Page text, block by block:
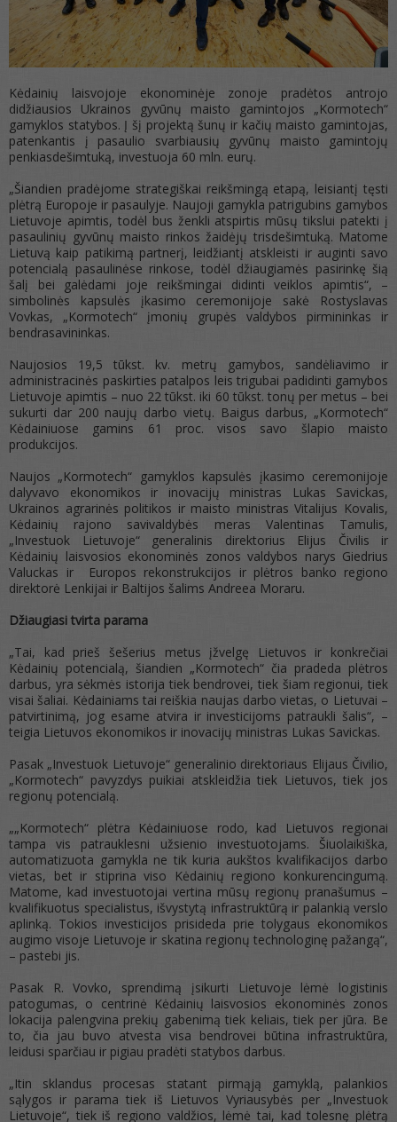
Kėdainių laisvojoje ekonominėje zonoje pradėtos antrojo
didžiausios Ukrainos gyvūnų maisto gamintojos „Kormotech“
gamyklos statybos. Į šį projektą šunų ir kačių maisto gamintojas,
patenkantis į pasaulio svarbiausių gyvūnų maisto gamintojų
penkiasdešimtuką, investuoja 60 mln. eurų.
„Šiandien pradėjome strategiškai reikšmingą etapą, leisiantį tęsti
plėtrą Europoje ir pasaulyje. Naujoji gamykla patrigubins gamybos
Lietuvoje apimtis, todėl bus ženkli atspirtis mūsų tikslui patekti į
pasaulinių gyvūnų maisto rinkos žaidėjų trisdešimtuką. Matome
Lietuvą kaip patikimą partnerį, leidžiantį atskleisti ir auginti savo
potencialą pasaulinėse rinkose, todėl džiaugiamės pasirinkę šią
šalį bei galėdami joje reikšmingai didinti veiklos apimtis“, –
simbolinės kapsulės įkasimo ceremonijoje sakė Rostyslavas
Vovkas, „Kormotech“ įmonių grupės valdybos pirmininkas ir
bendrasavininkas.
Naujosios 19,5 tūkst. kv. metrų gamybos, sandėliavimo ir
administracinės paskirties patalpos leis trigubai padidinti gamybos
Lietuvoje apimtis – nuo 22 tūkst. iki 60 tūkst. tonų per metus – bei
sukurti dar 200 naujų darbo vietų. Baigus darbus, „Kormotech“
Kėdainiuose gamins 61 proc. visos savo šlapio maisto
produkcijos.
Naujos „Kormotech“ gamyklos kapsulės įkasimo ceremonijoje
dalyvavo ekonomikos ir inovacijų ministras Lukas Savickas,
Ukrainos agrarinės politikos ir maisto ministras Vitalijus Kovalis,
Kėdainių rajono savivaldybės meras Valentinas Tamulis,
„Investuok Lietuvoje“ generalinis direktorius Elijus Čivilis ir
Kėdainių laisvosios ekonominės zonos valdybos narys Giedrius
Valuckas ir Europos rekonstrukcijos ir plėtros banko regiono
direktorė Lenkijai ir Baltijos šalims Andreea Moraru.
Džiaugiasi tvirta parama
„Tai, kad prieš šešerius metus įžvelgę Lietuvos ir konkrečiai
Kėdainių potencialą, šiandien „Kormotech“ čia pradeda plėtros
darbus, yra sėkmės istorija tiek bendrovei, tiek šiam regionui, tiek
visai šaliai. Kėdainiams tai reiškia naujas darbo vietas, o Lietuvai –
patvirtinimą, jog esame atvira ir investicijoms patraukli šalis“, –
teigia Lietuvos ekonomikos ir inovacijų ministras Lukas Savickas.
Pasak „Investuok Lietuvoje“ generalinio direktoriaus Elijaus Čivilio,
„Kormotech“ pavyzdys puikiai atskleidžia tiek Lietuvos, tiek jos
regionų potencialą.
„„Kormotech“ plėtra Kėdainiuose rodo, kad Lietuvos regionai
tampa vis patrauklesni užsienio investuotojams. Šiuolaikiška,
automatizuota gamykla ne tik kuria aukštos kvalifikacijos darbo
vietas, bet ir stiprina viso Kėdainių regiono konkurencingumą.
Matome, kad investuotojai vertina mūsų regionų pranašumus –
kvalifikuotus specialistus, išvystytą infrastruktūrą ir palankią verslo
aplinką. Tokios investicijos prisideda prie tolygaus ekonomikos
augimo visoje Lietuvoje ir skatina regionų technologinę pažangą“,
– pastebi jis.
Pasak R. Vovko, sprendimą įsikurti Lietuvoje lėmė logistinis
patogumas, o centrinė Kėdainių laisvosios ekonominės zonos
lokacija palengvina prekių gabenimą tiek keliais, tiek per jūra. Be
to, čia jau buvo atvesta visa bendrovei būtina infrastruktūra,
leidusi sparčiau ir pigiau pradėti statybos darbus.
„Itin sklandus procesas statant pirmąją gamyklą, palankios
sąlygos ir parama tiek iš Lietuvos Vyriausybės per „Investuok
Lietuvoje“, tiek iš regiono valdžios, lėmė tai, kad tolesnę plėtrą